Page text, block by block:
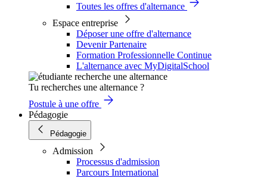
Toutes les offres d'alternance
Espace entreprise
Déposer une offre d'alternance
Devenir Partenaire
Formation Professionnelle Continue
L'alternance avec MyDigitalSchool
Tu recherches une alternance ?
Postule à une offre
Pédagogie
Pédagogie
Admission
Processus d'admission
Parcours International